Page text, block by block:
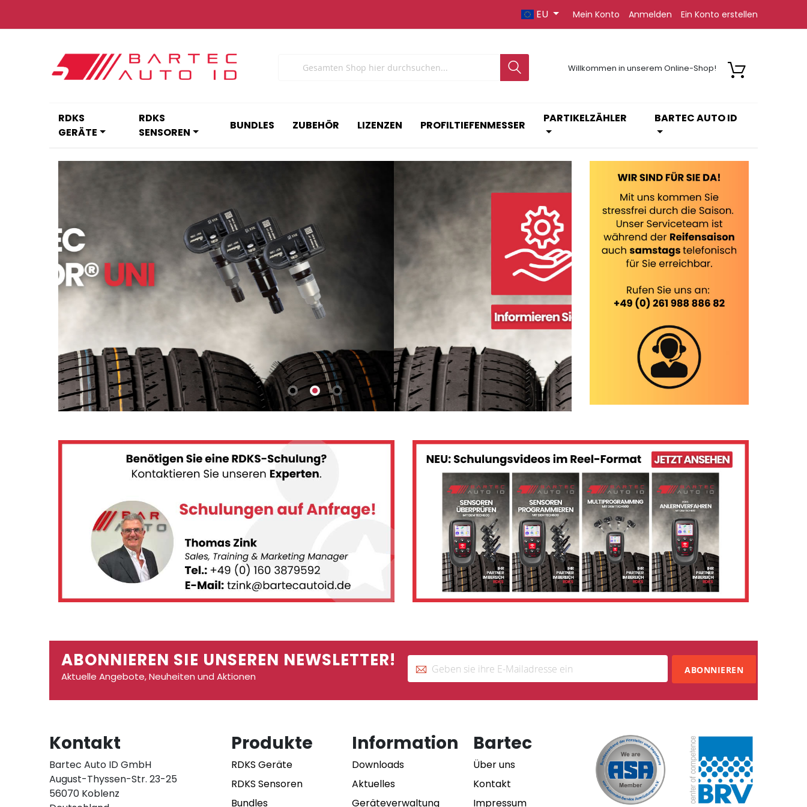
Mein Konto Anmelden Ein Konto erstellen
Inhalt
EU
Willkommen in unserem Online-Shop!
RDKS
GERÄTE
RDKS
SENSOREN
BUNDLES ZUBEHÖR LIZENZEN PROFILTIEFENMESSER
PARTIKELZÄHLER BARTEC AUTO ID
ABONNIEREN SIE UNSEREN NEWSLETTER!
Aktuelle Angebote, Neuheiten und Aktionen
ABONNIEREN
Kontakt
Bartec Auto ID GmbH
August-Thyssen-Str. 23-25
56070 Koblenz
Produkte
RDKS Geräte
RDKS Sensoren
Bundles
Information
Downloads
Aktuelles
Geräteverwaltung
Bartec
Über uns
Kontakt
Impressum